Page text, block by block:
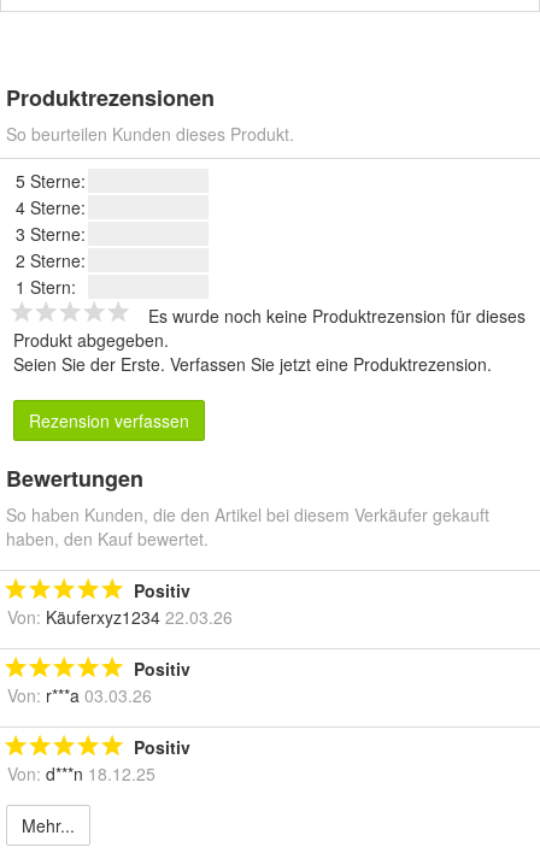
Produktrezensionen
So beurteilen Kunden dieses Produkt.
5 Sterne:
4 Sterne:
3 Sterne:
2 Sterne:
1 Stern:
Es wurde noch keine Produktrezension für dieses
Produkt abgegeben.
Seien Sie der Erste. Verfassen Sie jetzt eine Produktrezension.
Rezension verfassen
Bewertungen
So haben Kunden, die den Artikel bei diesem Verkäufer gekauft
haben, den Kauf bewertet.
Positiv
Von: Käuferxyz1234 22.03.26
Positiv
Von: r***a 03.03.26
Positiv
Von: d***n 18.12.25
Mehr...